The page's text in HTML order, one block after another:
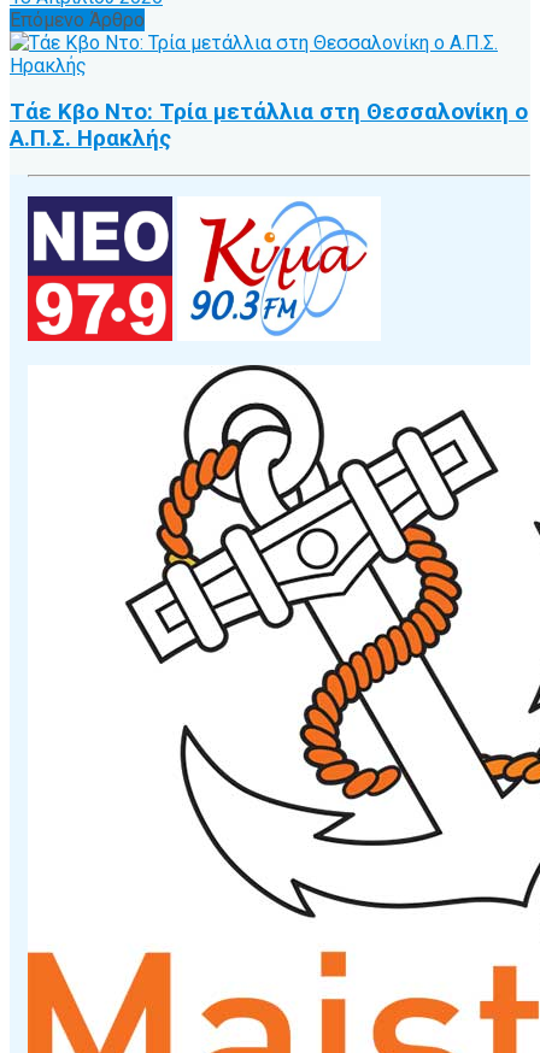
Επόμενο Άρθρο
Τάε Κβο Ντο: Τρία μετάλλια στη Θεσσαλονίκη ο
Α.Π.Σ. Ηρακλής